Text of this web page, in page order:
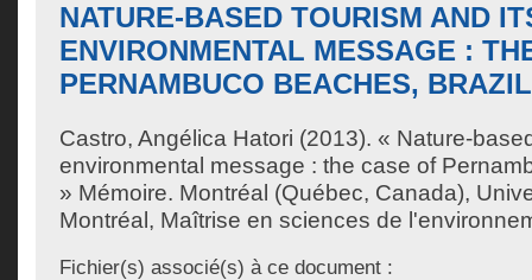
NATURE-BASED TOURISM AND
ENVIRONMENTAL MESSAGE :
PERNAMBUCO BEACHES, BRAZIL
Castro, Angélica Hatori (2013). « Nature-
environmental message : the case of
» Mémoire. Montréal (Québec, Canada),
Montréal, Maîtrise en sciences de
Fichier(s) associé(s) à ce document :